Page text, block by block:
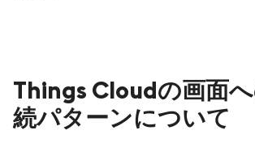
Things Cloudの画面
続パターンについて